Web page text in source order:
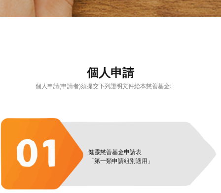
個人申請
個人申請(申請者)須提交下列證明文件給本慈善基金:
健靈慈善基金申請表
「第一類申請組別適用」